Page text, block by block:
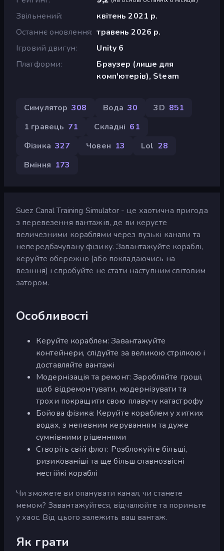
Звільнений
квітень 2021 р.
Останнє оновлення травень 2026 р.
Ігровий двигун
Unity 6
Платформи
Браузер (лише для
комп'ютерів), Steam
Симулятор 308 Вода 30 3D 851
1 гравець 71 Складні 61
Фізика 327 Човен 13 Lol 28
Вміння 173
Suez Canal Training Simulator - це хаотична пригода
з перевезення вантажів, де ви керуєте
величезними кораблями через вузькі канали та
непередбачувану фізику. Завантажуйте кораблі,
керуйте обережно (або покладаючись на
везіння) і спробуйте не стати наступним світовим
затором.
Особливості
Керуйте кораблем: Завантажуйте
контейнери, слідуйте за великою стрілкою і
доставляйте вантажі
Модернізація та ремонт: Заробляйте гроші,
щоб відремонтувати, модернізувати та
трохи покращити свою плавучу катастрофу
Бойова фізика: Керуйте кораблем у хитких
водах, з непевним керуванням та дуже
сумнівними рішеннями
Створіть свій флот: Розблокуйте більші,
ризикованіші та ще більш славнозвісні
нестійкі кораблі
Чи зможете ви опанувати канал, чи станете
мемом? Завантажуйтеся, відчалюйте та пориньте
у хаос. Від цього залежить ваш вантаж.
Як грати